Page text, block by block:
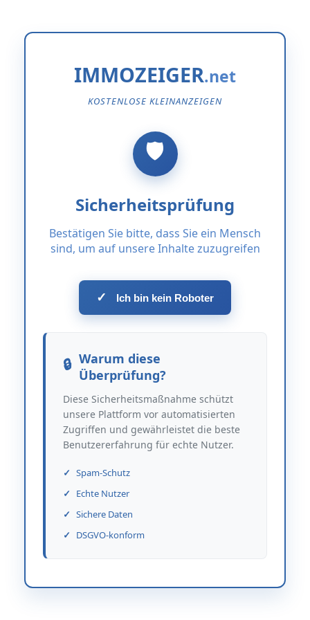
IMMOZEIGER
KOSTENLOSE KLEINANZEIGEN
Sicherheitsprüfung
Bestätigen Sie bitte, dass Sie ein Mensch
sind, um auf unsere Inhalte zuzugreifen
✓ Ich bin kein Roboter
Warum diese
Überprüfung?
Diese Sicherheitsmaßnahme schützt
unsere Plattform vor automatisierten
Zugriffen und gewährleistet die beste
Benutzererfahrung für echte Nutzer.
Spam-Schutz
Echte Nutzer
Sichere Daten
DSGVO-konform